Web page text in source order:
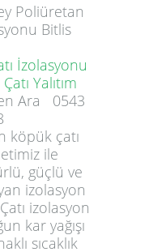
Poliüretan
Bitlis
İzolasyonu
Yalıtım
Ara
0543
köpük çatı
ile
güçlü ve
izolasyon
izolasyon
kar yağışı
sıcaklık